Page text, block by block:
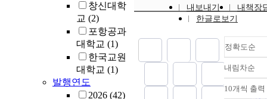
창신대학
교 (2)
포항공과
대학교 (1)
한국교원
대학교 (1)
발행연도
2026 (42)
내보내기
내책장
한글로보기
정확도순
정
순
내림차순
내
10개씩 출력